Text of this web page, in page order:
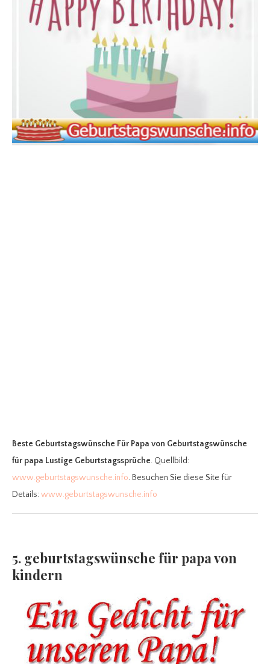
Beste Geburtstagswünsche Für Papa von Geburtstagswünsche
für papa Lustige Geburtstagssprüche. Quellbild:
www.geburtstagswunsche.info. Besuchen Sie diese Site für
Details:www.geburtstagswunsche.info
5. geburtstagswünsche für papa von
kindern